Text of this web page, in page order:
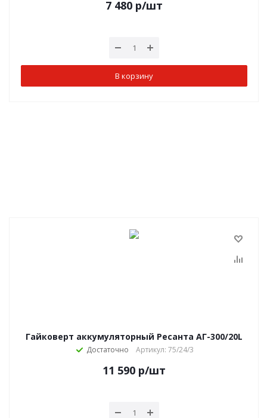
7 480 р/шт
В корзину
Гайковерт аккумуляторный Ресанта АГ-300/20L
Достаточно Артикул: 75/24/3
11 590 р/шт